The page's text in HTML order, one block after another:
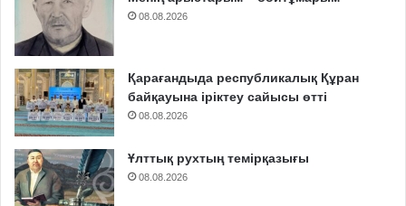
08.08.2026
Қарағандыда республикалық Құран
байқауына іріктеу сайысы өтті
08.08.2026
Ұлттық рухтың темірқазығы
08.08.2026